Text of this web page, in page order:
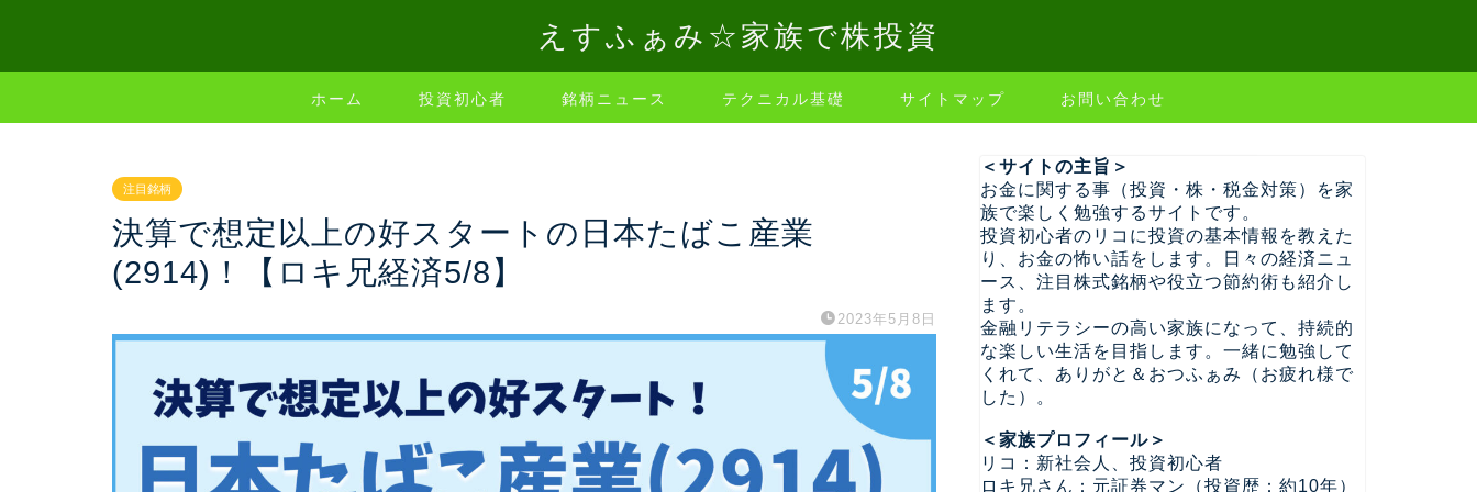
えすふぁみ☆家族で株投資
ホーム 投資初心者 銘柄ニュース テクニカル基礎 サイトマップ お問い合わせ
注目銘柄
決算で想定以上の好スタートの日本たばこ産業
(2914)！【ロキ兄経済5/8】
2023年5月8日
＜サイトの主旨＞
お金に関する事（投資・株・税金対策）を家
族で楽しく勉強するサイトです。
投資初心者のリコに投資の基本情報を教えた
り、お金の怖い話をします。日々の経済ニュ
ース、注目株式銘柄や役立つ節約術も紹介し
ます。
金融リテラシーの高い家族になって、持続的
な楽しい生活を目指します。一緒に勉強して
くれて、ありがと＆おつふぁみ（お疲れ様で
した）。
＜家族プロフィール＞
リコ：新社会人、投資初心者
ロキ兄さん：元証券マン（投資歴：約10年）